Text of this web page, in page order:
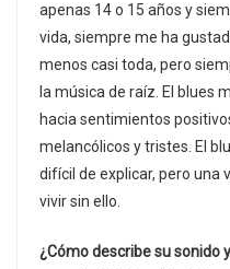
apenas 14 o 15 años y
vida, siempre me ha
menos casi toda, pero
la música de raíz. El blues
hacia sentimientos
melancólicos y tristes. El
difícil de explicar, pero una
vivir sin ello.
¿Cómo describe su sonido